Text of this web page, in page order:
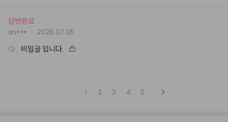
답변완료
an*** 2025.07.05
Q 비밀글 입니다.
1 2 3 4 5